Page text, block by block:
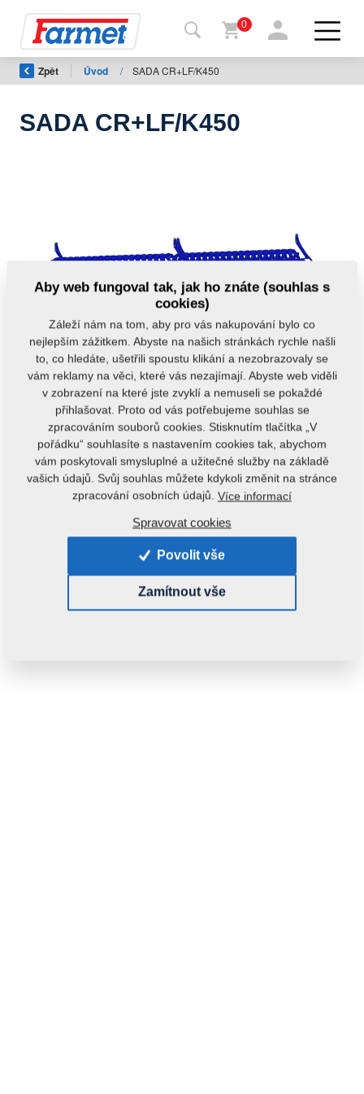
Zpět
na
stažení
0
Zpět Úvod / SADA CR+LF/K450
SADA CR+LF/K450
Kód produktu: VZ00031140
Původní katalogové číslo:
30090993004833
776,9600 kg
Aby web fungoval tak, jak ho znáte (souhlas s
cookies)
Záleží nám na tom, aby pro vás nakupování bylo co
nejlepším zážitkem. Abyste na našich stránkách rychle našli
to, co hledáte, ušetřili spoustu klikání a nezobrazovaly se
vám reklamy na věci, které vás nezajímají. Abyste web viděli
v zobrazení na které jste zvyklí a nemuseli se pokaždé
přihlašovat. Proto od vás potřebujeme souhlas se
zpracováním souborů cookies. Stisknutím tlačítka „V
pořádku“ souhlasíte s nastavením cookies tak, abychom
vám poskytovali smysluplné a užitečné služby na základě
vašich údajů. Svůj souhlas můžete kdykoli změnit na stránce
zpracování osobních údajů. Více informací
Spravovat cookies
Povolit vše
Zamítnout vše